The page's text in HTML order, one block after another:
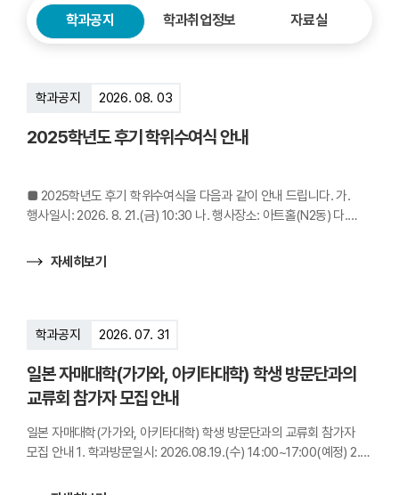
학과공지 학과취업정보 자료실
학과공지 2026. 08. 03
2025학년도 후기 학위수여식 안내
■ 2025학년도 후기 학위수여식을 다음과 같이 안내 드립니다. 가.
행사일시: 2026. 8. 21.(금) 10:30 나. 행사장소: 아트홀(N2동) 다.
사무실 옆 강의실 (S4동 327호) 마. 안내 및 협조사항 1) 학위증 및
학위수여식 당일에 수령해주시고, 부득이한 경우 6개월 이내에 찾아가
자세히보기
학과공지 2026. 07. 31
일본 자매대학(가가와, 아키타대학) 학생 방문단과의
교류회 참가자 모집 안내
일본 자매대학(가가와, 아키타대학) 학생 방문단과의 교류회 참가자
모집 안내 1. 학과방문일시: 2026.08.19.(수) 14:00~17:00(예정) 2.
대학 학생 참가자: 8명(예정) 4. 신청기한: 2026.08.07.(금)까지 5.